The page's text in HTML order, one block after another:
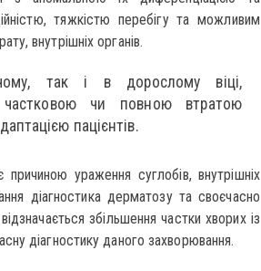
тяжкістю перебігу та можливим
внутрішніх органів.
так і в дорослому віці,
частковою чи повною втратою
пацієнтів.
ураження суглобів, внутрішніх
діагностика дерматозу та своєчасно
збільшення частки хворих із
діагностику даного захворювання.